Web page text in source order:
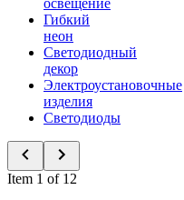
освещение
Гибкий
неон
Светодиодный
декор
Электроустановочные
изделия
Светодиоды
Item 1 of 12